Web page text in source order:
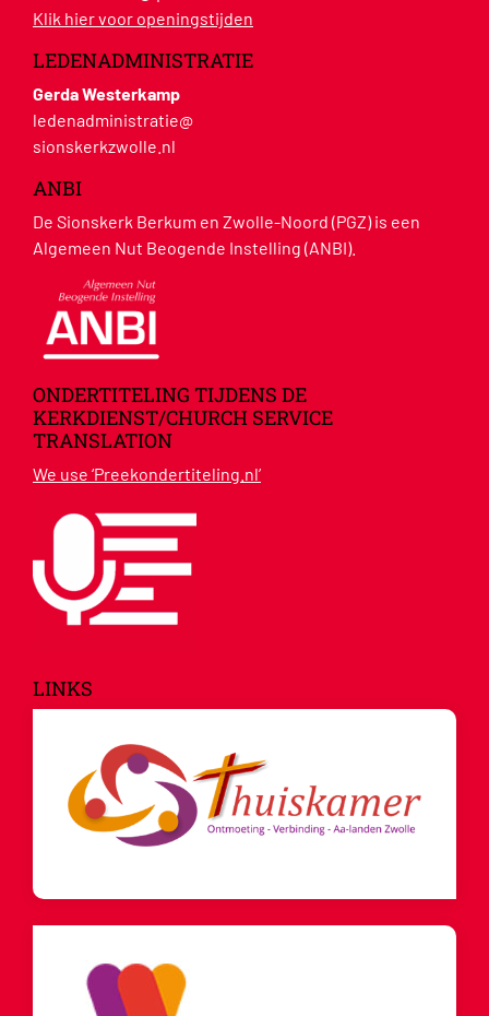
Klik hier voor openingstijden
LEDENADMINISTRATIE
Gerda Westerkamp
ledenadministratie@
sionskerkzwolle.nl
ANBI
De Sionskerk Berkum en Zwolle-Noord (PGZ) is een
Algemeen Nut Beogende Instelling (ANBI).
ONDERTITELING TIJDENS DE
KERKDIENST/CHURCH SERVICE
TRANSLATION
We use ‘Preekondertiteling.nl’
LINKS